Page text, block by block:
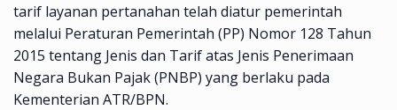
tarif layanan pertanahan telah diatur pemerintah
melalui Peraturan Pemerintah (PP) Nomor 128 Tahun
2015 tentang Jenis dan Tarif atas Jenis Penerimaan
Negara Bukan Pajak (PNBP) yang berlaku pada
Kementerian ATR/BPN.